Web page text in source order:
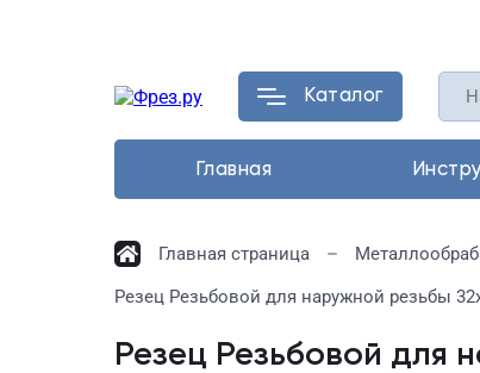
Каталог
Главная
Главная страница
Резец Резьбовой для